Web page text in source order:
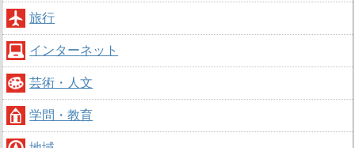
旅行
インターネット
芸術・人文
学問・教育